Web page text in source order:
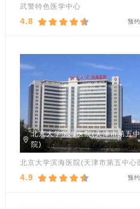
武警特色医学中心
4.8 预
北京大学滨海医院(天津市第五
院)
北京大学滨海医院(天津市第五中心
4.9 预